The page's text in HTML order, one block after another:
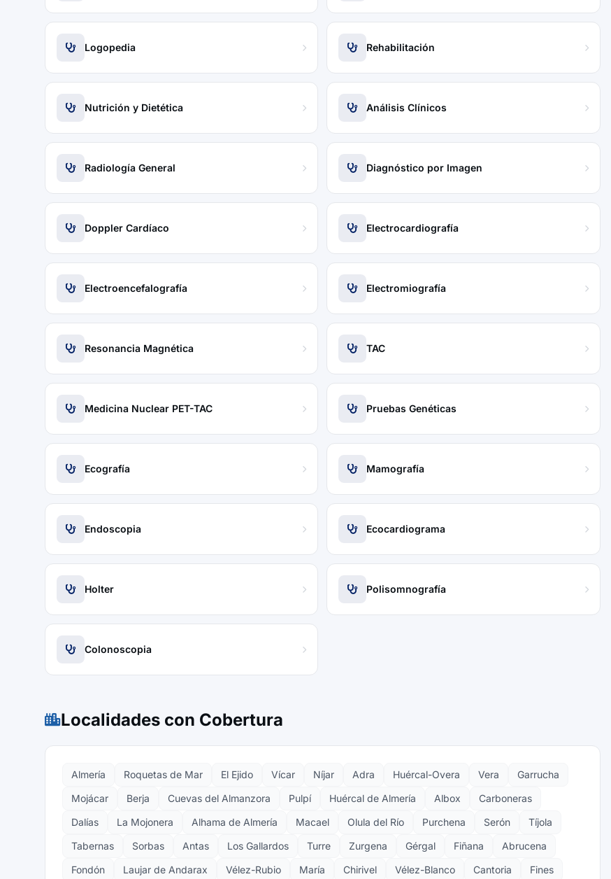
Logopedia Rehabilitación
Nutrición y Dietética Análisis Clínicos
Radiología General Diagnóstico por Imagen
Doppler Cardíaco Electrocardiografía
Electroencefalografía Electromiografía
Resonancia Magnética TAC
Medicina Nuclear PET-TAC Pruebas Genéticas
Ecografía Mamografía
Endoscopia Ecocardiograma
Holter Polisomnografía
Colonoscopia
Localidades con Cobertura
Almería Roquetas de Mar El Ejido Vícar Níjar Adra Huércal-Overa Vera
Garrucha
Mojácar
Berja Cuevas del Almanzora Pulpí Huércal de Almería Albox
Carboneras
Dalías
La Mojonera Alhama de Almería Macael Olula del Río Purchena Serón
Tíjola
Tabernas
Sorbas Antas Los Gallardos Turre Zurgena Gérgal Fiñana
Abrucena
Fondón
Laujar de Andarax Vélez-Rubio María Chirivel Vélez-Blanco Cantoria Fines